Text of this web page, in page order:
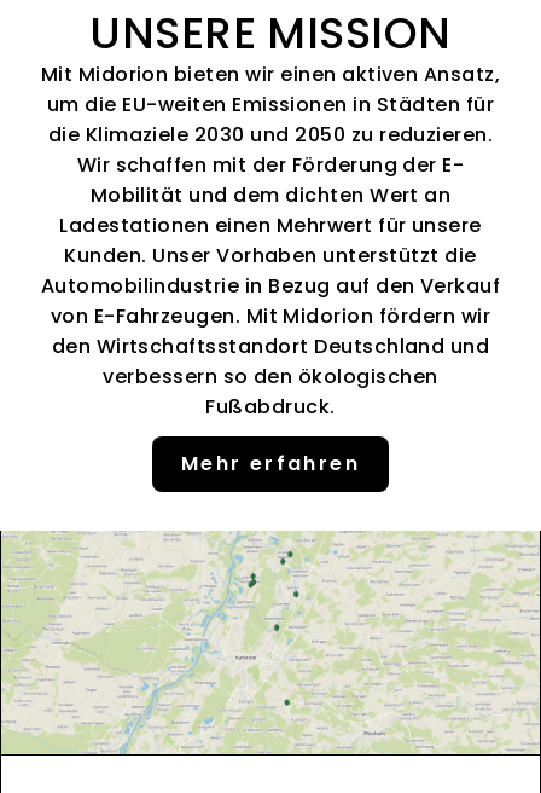
UNSERE MISSION
Mit Midorion bieten wir einen aktiven Ansatz,
um die EU-weiten Emissionen in Städten für
die Klimaziele 2030 und 2050 zu reduzieren.
Wir schaffen mit der Förderung der E-
Mobilität und dem dichten Wert an
Ladestationen einen Mehrwert für unsere
Kunden. Unser Vorhaben unterstützt die
Automobilindustrie in Bezug auf den Verkauf
von E-Fahrzeugen. Mit Midorion fördern wir
den Wirtschaftsstandort Deutschland und
verbessern so den ökologischen
Fußabdruck.
Mehr erfahren